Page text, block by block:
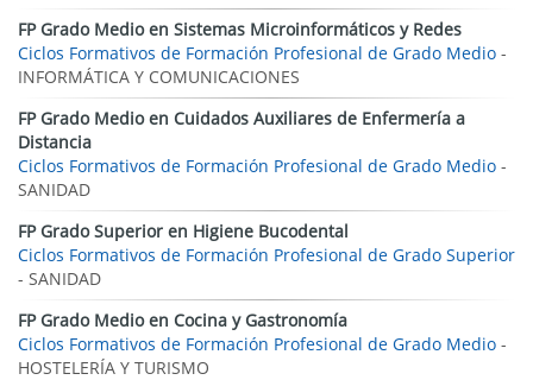
FP Grado Medio en Sistemas Microinformáticos y Redes
Ciclos Formativos de Formación Profesional de Grado Medio -
INFORMÁTICA Y COMUNICACIONES
FP Grado Medio en Cuidados Auxiliares de Enfermería a
Distancia
Ciclos Formativos de Formación Profesional de Grado Medio -
SANIDAD
FP Grado Superior en Higiene Bucodental
Ciclos Formativos de Formación Profesional de Grado Superior
- SANIDAD
FP Grado Medio en Cocina y Gastronomía
Ciclos Formativos de Formación Profesional de Grado Medio -
HOSTELERÍA Y TURISMO